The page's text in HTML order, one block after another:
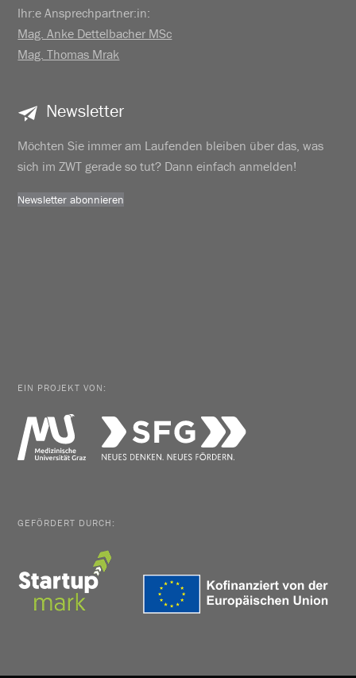
Ihr:e Ansprechpartner:in:
Mag. Anke Dettelbacher MSc
Mag. Thomas Mrak
Newsletter
Möchten Sie immer am Laufenden bleiben über das, was
sich im ZWT gerade so tut? Dann einfach anmelden!
Newsletter abonnieren
EIN PROJEKT VON:
GEFÖRDERT DURCH: